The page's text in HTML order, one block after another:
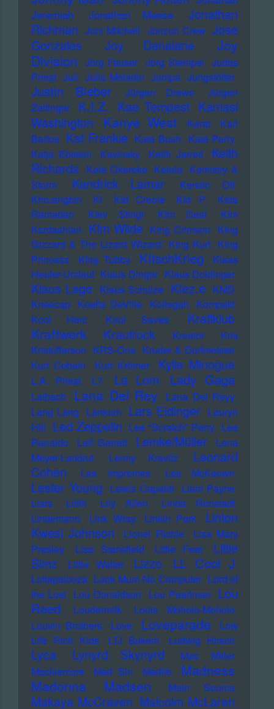
Jeremiah
Jonathan Meese
Jonathan
Richman Joni Mitchell Jonzun Crew Jose
Gonzales
Joy Denalane
Joy
Division Jörg Fauser Jörg Stempel Judas
Priest Juli Julia Meladin Jumpa Jungstötter
Justin Bieber Jürgen Drews
Jürgen
Zeltinger
K.I.Z. Kae Tempest Kamasi
Washington
Kanye West Karat
Karl
Bartos Kat Frankie Kate Bush Kate Perry
Katja Ebstein
Kavinsky Keith Jarrett
Keith
Richards Kele Okereke Kelela Kemistry &
Storm
Kendrick Lamar
Kerstin Ott
Khruangbin
KI KId Creole KId P.
KIda
Ramadan
KIev Stingl KIm Deal
KIm
Kardashian KIm Wilde KIng Crimson KIng
Gizzard & The Lizard Wizard KIng Kurt KIng
Princess
KIng Tubby KItschKrieg
Klaas
Heufer-Umlauf Klaus Dinger Klaus Doldinger
Klaus Lage Klaus Schulze Klez.e KMD
Kneecap Koefte DeVille Kollegah Kompakt
Kool Herc
Kool Savas Kraftklub
Kraftwerk Krautrock Kreator
Kris
Kristofferson KRS-One Kruder & Dorfmeister
Kurt Cobain
Kurt Krömer Kylie Minogue
L.A. Priest L7 La Lom Lady Gaga
Laibach Lana Del Rey
Lana Del Reyy
Lang Lang Lankum Lars Eidinger Lauryn
Hill Led Zeppelin Lee "Scratch" Perry Lee
Ranaldo
Leif Garrett Lemke/Müller
Lena
Meyer-Landrut
Lenny Kravitz
Leonard
Cohen
Les Impremes Les McKeown
Lester Young Lewis Capaldi Liam Payne
Liars
Lilith Lily Allen
Linda Ronstadt
Lindemann
Link Wray Linkin Park
Linton
Kwesi Johnson
Lionel Richie
Lisa Mary
Presley
Lisa Stansfield Little Feat
Little
Simz
Little Walter Lizzo LL Cool J
Lollapalooza Look Mum No Computer Lord of
the Lost Lou Donaldson Lou Pearlman Lou
Reed
Loudermilk
Louis Moholo-Moholo
Louvin Brothers
Love Loveparade
Low
Life Rich Kids
LTJ Bukem Ludwig Hirsch
Lyca Lynyrd Skynyrd
Mac Miller
Macklemore
Mad Sin Madlib
Madness
Madonna
Madsen Main Source
Makaya McCraven Malcolm McLaren